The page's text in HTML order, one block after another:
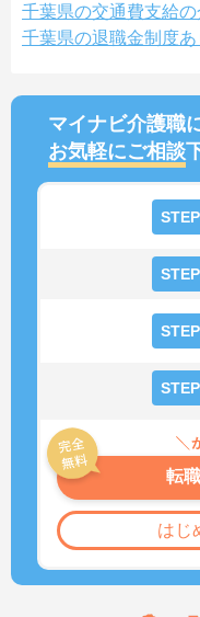
千葉県の交通費支給の
千葉県の退職金制度
マイナビ介護職
お気軽にご相談
STEP
STEP
STEP
STEP
転
はじ